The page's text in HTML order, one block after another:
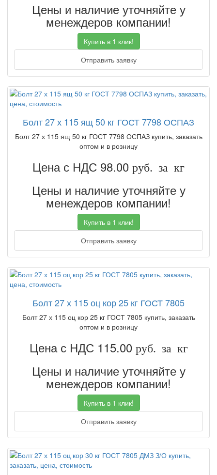
Цены и наличие уточняйте у
менеждеров компании!
Купить в 1 клик!
Отправить заявку
Болт 27 х 115 ящ 50 кг ГОСТ 7798 ОСПАЗ
Болт 27 х 115 ящ 50 кг ГОСТ 7798 ОСПАЗ купить, заказать
оптом и в розницу
Цена с НДС 98.00 руб. за кг
Цены и наличие уточняйте у
менеждеров компании!
Купить в 1 клик!
Отправить заявку
Болт 27 х 115 оц кор 25 кг ГОСТ 7805
Болт 27 х 115 оц кор 25 кг ГОСТ 7805 купить, заказать
оптом и в розницу
Цена с НДС 115.00 руб. за кг
Цены и наличие уточняйте у
менеждеров компании!
Купить в 1 клик!
Отправить заявку